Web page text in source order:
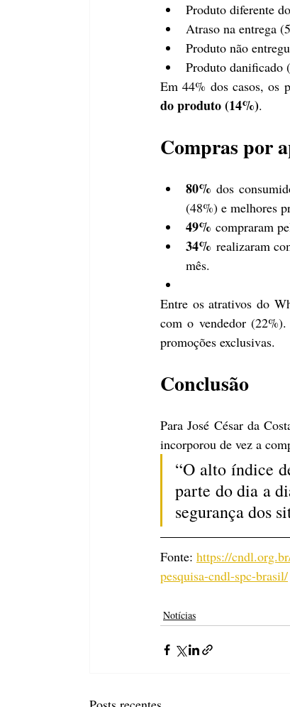
Produto diferente
Atraso na entrega
Produto não
Produto danificado
Em 44% dos casos, os
do produto (14%).
Compras por
80% dos
(48%) e melhores
49% compraram
34% realizaram
mês.
Entre os atrativos do
com o vendedor
promoções exclusivas.
Conclusão
Para José César da
incorporou de vez a
“O alto índice
parte do dia a
segurança dos
Fonte: https://
pesquisa-cndl-spc-brasil/
Notícias